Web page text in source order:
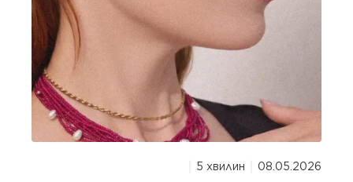
5 хвилин 08.05.2026